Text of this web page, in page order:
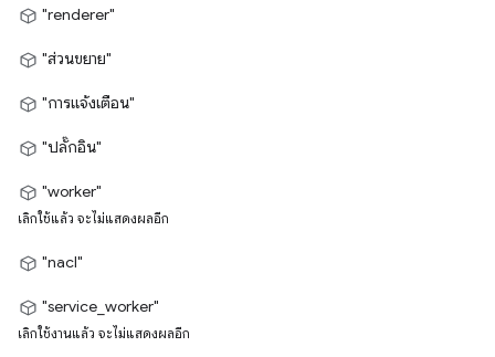
"renderer"
"ส่วนขยาย"
"การแจ้งเตือน"
"ปลั๊กอิน"
"worker"
เลิกใช้แล้ว จะไม่แสดงผลอีก
"nacl"
"service_worker"
เลิกใช้งานแล้ว จะไม่แสดงผลอีก